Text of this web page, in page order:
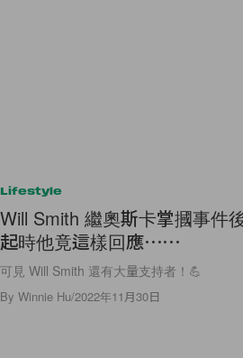
Lifestyle
Will Smith 繼奧斯卡掌摑事件
起時他竟這樣回應⋯⋯
可見 Will Smith 還有大量支持者！💪
By Winnie Hu/2022年11月30日